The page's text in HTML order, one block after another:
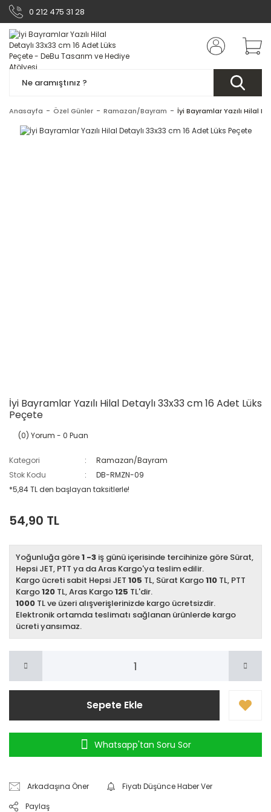
0 212 475 31 28
Anasayfa Özel Günler Ramazan/Bayram İyi Bayramlar Yazılı Hilal
İyi Bayramlar Yazılı Hilal Detaylı 33x33 cm 16 Adet Lüks
Peçete
(0) Yorum - 0 Puan
Kategori
Ramazan/Bayram
Stok Kodu
DB-RMZN-09
*5,84 TL den başlayan taksitlerle!
54,90 TL
Yoğunluğa göre1 -3 iş günü içerisinde tercihinize göre Sürat,
Hepsi JET, PTT ya da Aras Kargo'ya teslim edilir.
Kargo ücreti sabit Hepsi JET 105 TL, Sürat Kargo110 TL, PTT
Kargo120 TL, Aras Kargo125 TL'dir.
1000 TL ve üzeri alışverişlerinizde kargo ücretsizdir.
Elektronik ortamda teslimatı sağlanan ürünlerde kargo
ücreti yansımaz.
Sepete Ekle
Whatsapp'tan Soru Sor
Arkadaşına Öner
Fiyatı Düşünce Haber Ver
Paylaş